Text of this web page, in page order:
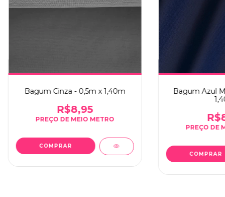
Bagum Cinza - 0,5m x 1,40m
R$8,95
Bagum Azul